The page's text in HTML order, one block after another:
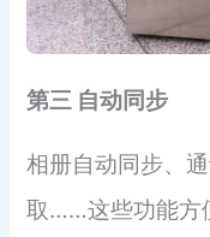
第三 自动同步
相册自动同步、
取……这些功能方